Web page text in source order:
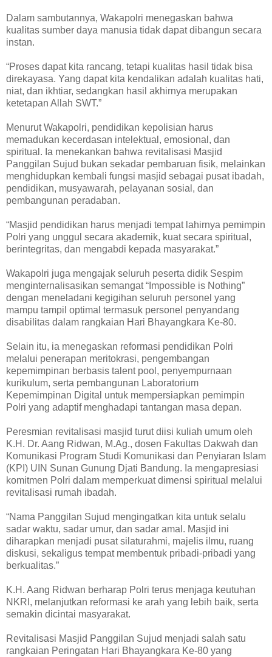
Dalam sambutannya, Wakapolri menegaskan bahwa
kualitas sumber daya manusia tidak dapat dibangun secara
instan.
“Proses dapat kita rancang, tetapi kualitas hasil tidak bisa
direkayasa. Yang dapat kita kendalikan adalah kualitas hati,
niat, dan ikhtiar, sedangkan hasil akhirnya merupakan
ketetapan Allah SWT.”
Menurut Wakapolri, pendidikan kepolisian harus
memadukan kecerdasan intelektual, emosional, dan
spiritual. Ia menekankan bahwa revitalisasi Masjid
Panggilan Sujud bukan sekadar pembaruan fisik, melainkan
menghidupkan kembali fungsi masjid sebagai pusat ibadah,
pendidikan, musyawarah, pelayanan sosial, dan
pembangunan peradaban.
“Masjid pendidikan harus menjadi tempat lahirnya pemimpin
Polri yang unggul secara akademik, kuat secara spiritual,
berintegritas, dan mengabdi kepada masyarakat.”
Wakapolri juga mengajak seluruh peserta didik Sespim
menginternalisasikan semangat “Impossible is Nothing”
dengan meneladani kegigihan seluruh personel yang
mampu tampil optimal termasuk personel penyandang
disabilitas dalam rangkaian Hari Bhayangkara Ke-80.
Selain itu, ia menegaskan reformasi pendidikan Polri
melalui penerapan meritokrasi, pengembangan
kepemimpinan berbasis talent pool, penyempurnaan
kurikulum, serta pembangunan Laboratorium
Kepemimpinan Digital untuk mempersiapkan pemimpin
Polri yang adaptif menghadapi tantangan masa depan.
Peresmian revitalisasi masjid turut diisi kuliah umum oleh
K.H. Dr. Aang Ridwan, M.Ag., dosen Fakultas Dakwah dan
Komunikasi Program Studi Komunikasi dan Penyiaran Islam
(KPI) UIN Sunan Gunung Djati Bandung. Ia mengapresiasi
komitmen Polri dalam memperkuat dimensi spiritual melalui
revitalisasi rumah ibadah.
“Nama Panggilan Sujud mengingatkan kita untuk selalu
sadar waktu, sadar umur, dan sadar amal. Masjid ini
diharapkan menjadi pusat silaturahmi, majelis ilmu, ruang
diskusi, sekaligus tempat membentuk pribadi-pribadi yang
berkualitas.”
K.H. Aang Ridwan berharap Polri terus menjaga keutuhan
NKRI, melanjutkan reformasi ke arah yang lebih baik, serta
semakin dicintai masyarakat.
Revitalisasi Masjid Panggilan Sujud menjadi salah satu
rangkaian Peringatan Hari Bhayangkara Ke-80 yang